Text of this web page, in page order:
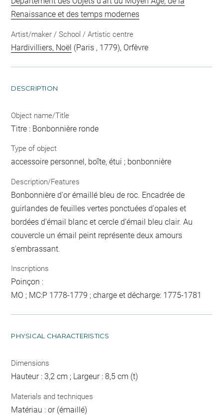
Renaissance et des temps modernes
Artist/maker / School / Artistic centre
Hardivilliers, Noël (Paris , 1779), Orfèvre
DESCRIPTION
Object name/Title
Titre : Bonbonnière ronde
Type of object
accessoire personnel, boîte, étui ; bonbonnière
Description/Features
Bonbonnière d'or émaillé bleu de roc. Encadrée de
guirlandes de feuilles vertes ponctuées d'opales et
bordées d'émail blanc et cercle d'émail bleu clair. Au
couvercle un émail peint représente deux amours
s'embrassant.
Inscriptions
Poinçon :
MO ; MC:P 1778-1779 ; charge et décharge: 1775-1781
PHYSICAL CHARACTERISTICS
Dimensions
Hauteur : 3,2 cm ; Largeur : 8,5 cm (t)
Materials and techniques
Matériau : or (émaillé)